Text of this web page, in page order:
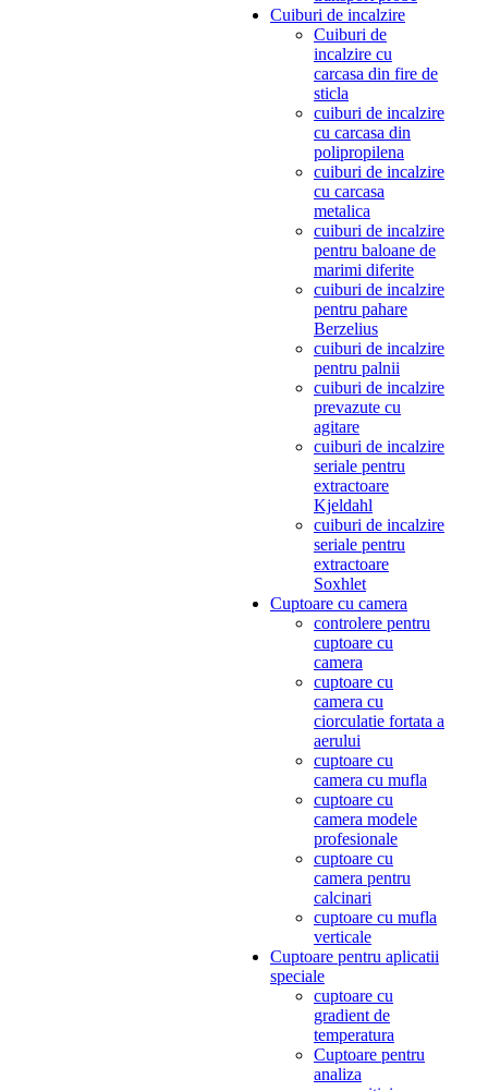
Cuiburi de incalzire
Cuiburi de
incalzire cu
carcasa din fire de
sticla
cuiburi de incalzire
cu carcasa din
polipropilena
cuiburi de incalzire
cu carcasa
metalica
cuiburi de incalzire
pentru baloane de
marimi diferite
cuiburi de incalzire
pentru pahare
Berzelius
cuiburi de incalzire
pentru palnii
cuiburi de incalzire
prevazute cu
agitare
cuiburi de incalzire
seriale pentru
extractoare
Kjeldahl
cuiburi de incalzire
seriale pentru
extractoare
Soxhlet
Cuptoare cu camera
controlere pentru
cuptoare cu
camera
cuptoare cu
camera cu
ciorculatie fortata a
aerului
cuptoare cu
camera cu mufla
cuptoare cu
camera modele
profesionale
cuptoare cu
camera pentru
calcinari
cuptoare cu mufla
verticale
Cuptoare pentru aplicatii
speciale
cuptoare cu
gradient de
temperatura
Cuptoare pentru
analiza